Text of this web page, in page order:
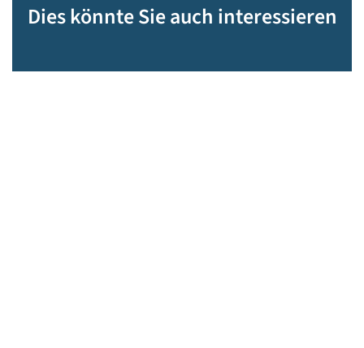
Dies könnte Sie auch interessieren